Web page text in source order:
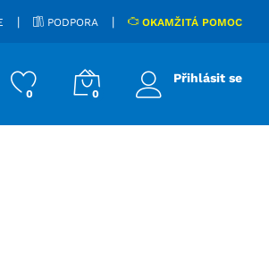
| PODPORA | OKAMŽITÁ POMOC
0 0
Přihlásit se